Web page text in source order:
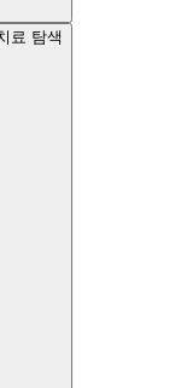
료 탐색